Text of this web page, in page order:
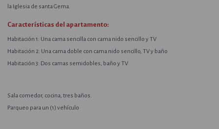
la Iglesia de santa Gema.
Características del apartamento:
Habitación 1: Una cama sencilla con cama nido sencillo y TV
Habitación 2: Una cama doble con cama nido sencillo, TV y baño
Habitación 3: Dos camas semidobles, baño y TV
Sala comedor, cocina, tres baños.
Parqueo para un (1) vehículo